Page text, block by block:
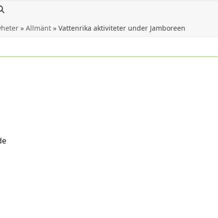
» Allmänt» Vattenrika aktiviteter under Jamboreen